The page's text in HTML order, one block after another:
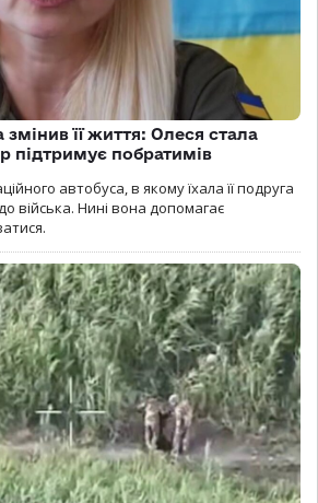
змінив її життя: Олеся стала
підтримує побратимів
автобуса, в якому їхала її подруга
війська. Нині вона допомагає